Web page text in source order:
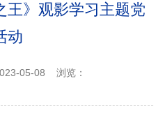
王》观影学习主题党
动
05-08 浏览：